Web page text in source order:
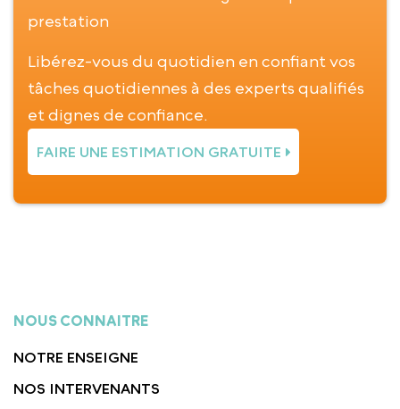
prestation
Libérez-vous du quotidien en confiant vos
tâches quotidiennes à des experts qualifiés
et dignes de confiance.
FAIRE UNE ESTIMATION GRATUITE
NOUS CONNAITRE
NOTRE ENSEIGNE
NOS INTERVENANTS